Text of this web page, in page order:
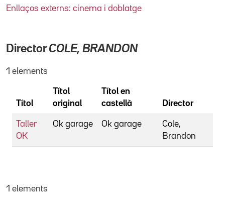
Enllaços externs: cinema i doblatge
DirectorCOLE, BRANDON
1 elements
Títol
Títol
original
Títol en
castellà
Director
Taller
OK
Ok garage Ok garage
Cole,
Brandon
1 elements